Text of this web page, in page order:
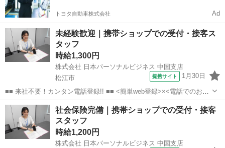
トヨタ自動車株式会社 Ad
未経験歓迎｜携帯ショップでの受付・接客ス
タッフ
時給1,300円
株式会社 日本パーソナルビジネス 中国支店
松江市
提携サイト 1月30日
■■ 来社不要！カンタン電話登録!! ■■ <簡単web登録>×<電話でのお仕
事紹介> で、来社なくお仕事探しが可能です♪ 基本情報を入力したら
電話で希望を伝えるだけでOK★ 営業、ラウンダー、事務のお仕事も
あります♪ ご希...
島根 松江市 店長
社会保険完備｜携帯ショップでの受付・接客
スタッフ
時給1,200円
株式会社 日本パーソナルビジネス 中国支店